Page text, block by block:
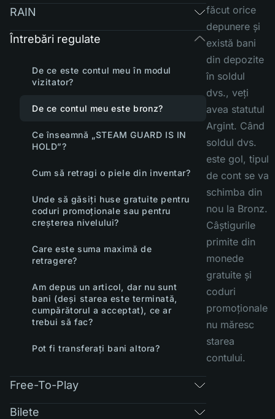
RAIN
Întrebări regulate
De ce este contul meu în modul
vizitator?
De ce contul meu este bronz?
Ce înseamnă „STEAM GUARD IS IN
HOLD”?
Cum să retragi o piele din inventar?
Unde să găsiți huse gratuite pentru
coduri promoționale sau pentru
creșterea nivelului?
Care este suma maximă de
retragere?
Am depus un articol, dar nu sunt
bani (deși starea este terminată,
cumpărătorul a acceptat), ce ar
trebui să fac?
Pot fi transferați bani altora?
Free-To-Play
Bilete
făcut orice
depunere și
există bani
din depozite
în soldul
dvs., veți
avea statutul
Argint. Când
soldul dvs.
este gol, tipul
de cont se va
schimba din
nou la Bronz.
Câștigurile
primite din
monede
gratuite și
coduri
promoționale
nu măresc
starea
contului.